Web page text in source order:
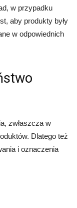
w przypadku
aby produkty były
w odpowiednich
zwłaszcza w
Dlatego też
i oznaczenia